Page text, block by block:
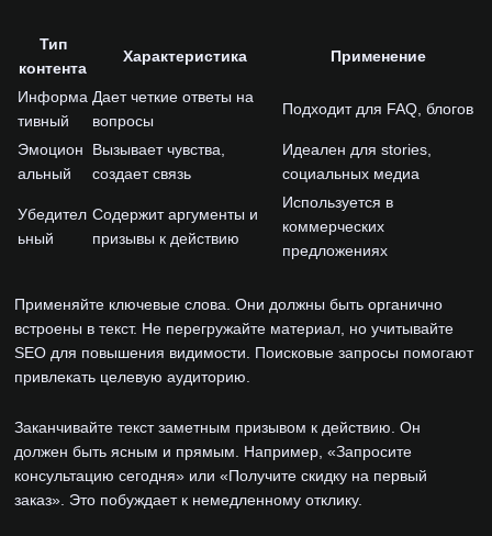
Тип
контента
Характеристика Применение
Информа
тивный
Дает четкие ответы на
вопросы
Подходит для FAQ, блогов
Эмоцион
альный
Вызывает чувства,
создает связь
Идеален для stories,
социальных медиа
Убедител
ьный
Содержит аргументы и
призывы к действию
Используется в
коммерческих
предложениях
Применяйте ключевые слова. Они должны быть органично
встроены в текст. Не перегружайте материал, но учитывайте
SEO для повышения видимости. Поисковые запросы помогают
привлекать целевую аудиторию.
Заканчивайте текст заметным призывом к действию. Он
должен быть ясным и прямым. Например, «Запросите
консультацию сегодня» или «Получите скидку на первый
заказ». Это побуждает к немедленному отклику.